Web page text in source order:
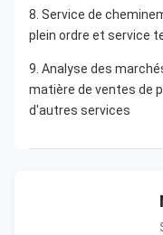
8. Service de
plein ordre et service
9. Analyse des
matière de ventes de
d'autres services